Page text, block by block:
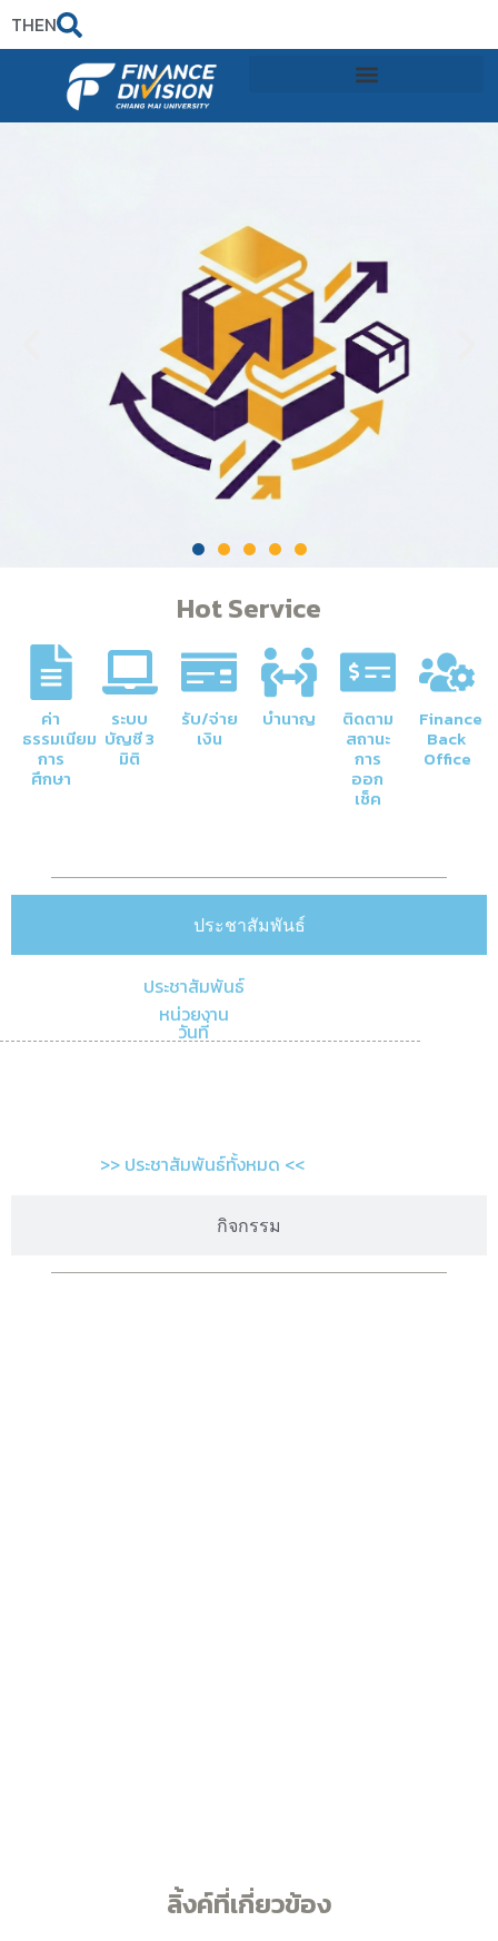
THEN
Hot Service
ค่า
ธรรมเนียม
การ
ศึกษา
ระบบ
บัญชี 3
มิติ
รับ/จ่าย
เงิน
บำนาญ ติดตาม
สถานะ
การ
ออก
เช็ค
Finance
Back
Office
ประชาสัมพันธ์
กิจกรรม
ประชาสัมพันธ์
หน่วยงาน
วันที่
>> ประชาสัมพันธ์ทั้งหมด <<
ลิ้งค์ที่เกี่ยวข้อง